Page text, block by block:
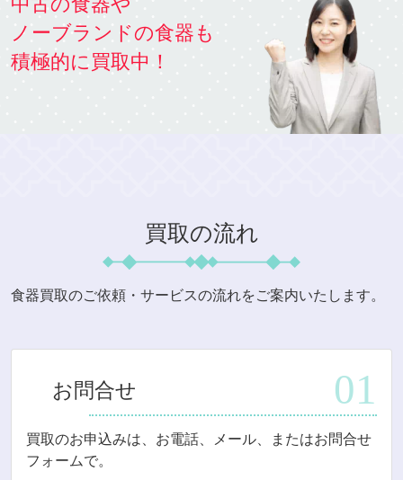
中古の食器や
ノーブランドの食器も
積極的に買取中！
買取の流れ
食器買取のご依頼・サービスの流れをご案内いたします。
お問合せ
買取のお申込みは、お電話、メール、またはお問合せ
フォームで。